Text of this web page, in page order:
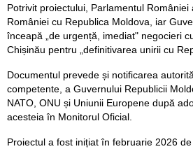
Potrivit proiectului, Parlamentul
României cu Republica Moldova, iar
înceapă „de urgență, imediat" negocieri
Chișinău pentru „definitivarea unirii cu
Documentul prevede și notificarea
competente, a Guvernului Republicii
NATO, ONU și Uniunii Europene după
acesteia în Monitorul Oficial.
Proiectul a fost inițiat în februarie 2026